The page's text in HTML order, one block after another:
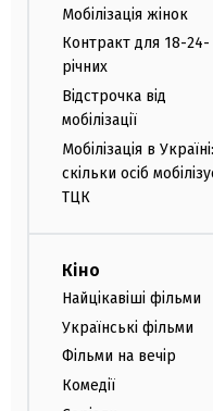
Мобілізація жінок
Контракт для 18-24-
річних
Відстрочка від
мобілізації
Мобілізація в Україні:
скільки осіб
ТЦК
Кіно
Найцікавіші фільми
Українські фільми
Фільми на вечір
Комедії